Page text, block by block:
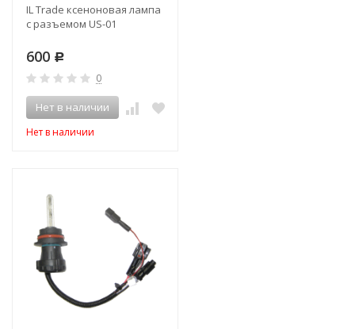
IL Trade ксеноновая лампа
с разъемом US-01
600 Р
0
Нет в наличии
Нет в наличии